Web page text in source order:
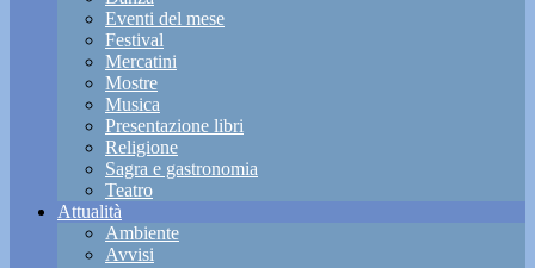
Eventi del mese
Festival
Mercatini
Mostre
Musica
Presentazione libri
Religione
Sagra e gastronomia
Teatro
Attualità
Ambiente
Avvisi